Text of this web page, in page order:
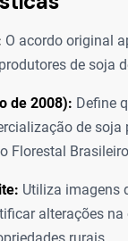
O acordo original
de soja
de 2008): Define
de
Florestal
Utiliza imagens
alterações
rurais.